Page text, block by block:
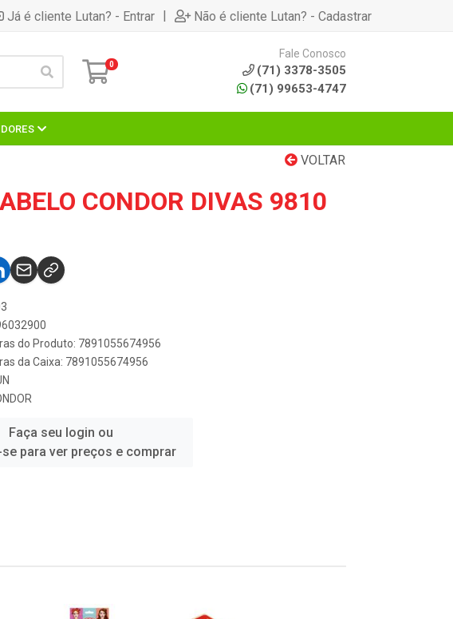
Já é cliente Lutan? - Entrar | Não é cliente Lutan? - Cadastrar
0
Fale Conosco
(71) 3378-3505
(71) 99653-4747
VOLTAR
CONDOR DIVAS 9810
do Produto: 7891055674956
da Caixa: 7891055674956
Faça seu login ou
para ver preços e comprar